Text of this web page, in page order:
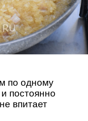
по одному
постоянно
впитает